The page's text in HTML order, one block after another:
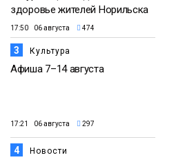
здоровье жителей Норильска
17:50 06 августа 474
3 Культура
Афиша 7–14 августа
17:21 06 августа 297
4 Новости